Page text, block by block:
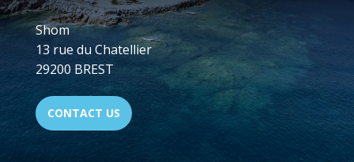
Shom
13 rue du Chatellier
29200 BREST
CONTACT US